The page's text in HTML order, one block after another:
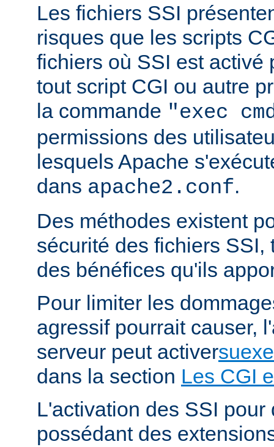
Les fichiers SSI
risques que les scripts
fichiers où SSI est activé
tout script CGI ou autre
la commande "exec
permissions des
lesquels Apache
dans apache2.conf.
Des méthodes existent
sécurité des fichiers SSI,
des bénéfices qu'ils
Pour limiter les
agressif pourrait causer,
serveur peut activer
dans la section Les CGI
L'activation des SSI pour
possédant des